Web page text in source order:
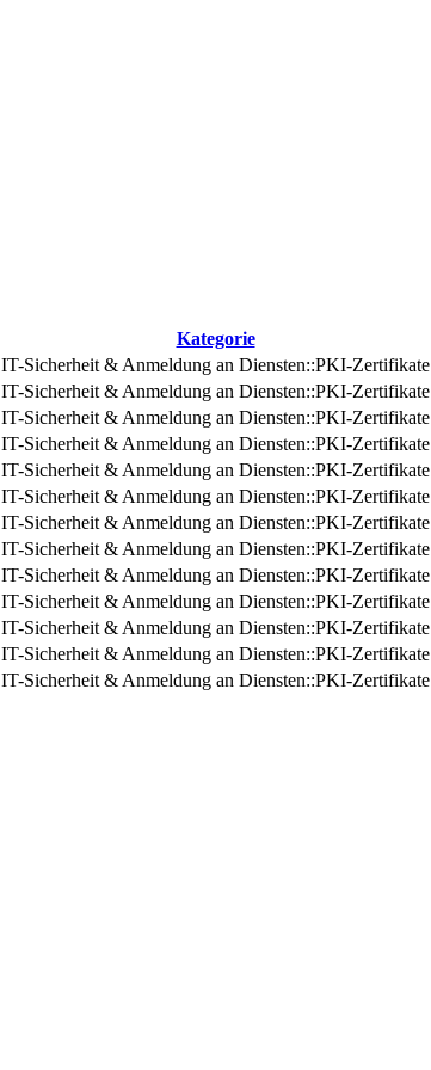
Kategorie
IT-Sicherheit & Anmeldung an Diensten::PKI-Zertifikate
IT-Sicherheit & Anmeldung an Diensten::PKI-Zertifikate
IT-Sicherheit & Anmeldung an Diensten::PKI-Zertifikate
IT-Sicherheit & Anmeldung an Diensten::PKI-Zertifikate
IT-Sicherheit & Anmeldung an Diensten::PKI-Zertifikate
IT-Sicherheit & Anmeldung an Diensten::PKI-Zertifikate
IT-Sicherheit & Anmeldung an Diensten::PKI-Zertifikate
IT-Sicherheit & Anmeldung an Diensten::PKI-Zertifikate
IT-Sicherheit & Anmeldung an Diensten::PKI-Zertifikate
IT-Sicherheit & Anmeldung an Diensten::PKI-Zertifikate
IT-Sicherheit & Anmeldung an Diensten::PKI-Zertifikate
IT-Sicherheit & Anmeldung an Diensten::PKI-Zertifikate
IT-Sicherheit & Anmeldung an Diensten::PKI-Zertifikate